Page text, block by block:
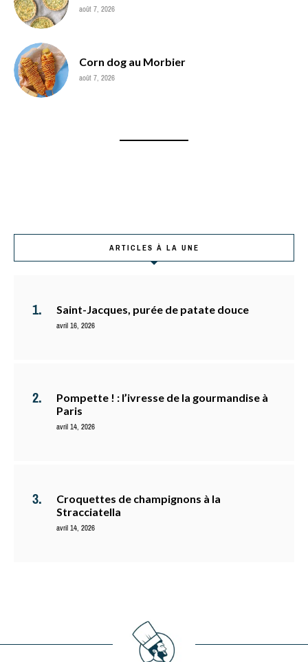
août 7, 2026
Corn dog au Morbier
août 7, 2026
ARTICLES À LA UNE
Saint-Jacques, purée de patate douce
avril 16, 2026
Pompette ! : l’ivresse de la gourmandise à
Paris
avril 14, 2026
Croquettes de champignons à la
Stracciatella
avril 14, 2026